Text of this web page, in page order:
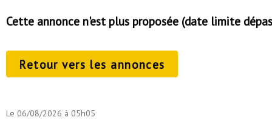
Cette annonce n'est plus proposée (date limite
Retour vers les annonces
Le 06/08/2026 à 05h05